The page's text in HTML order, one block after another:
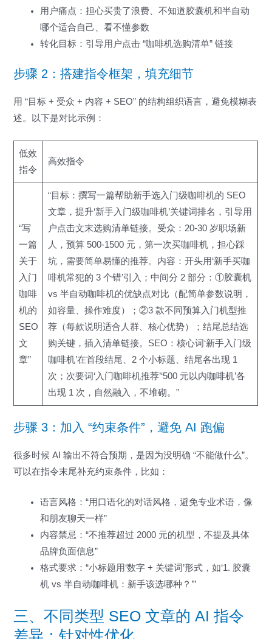
用户痛点：担心买贵了浪费、不知道胶囊机和半自动
哪个适合自己、看不懂参数
转化目标：引导用户点击 “咖啡机选购清单” 链接
步骤 2：搭建指令框架，填充细节
用 “目标 + 受众 + 内容 + SEO” 的结构组织语言，避免模糊表
述。以下是对比示例：
低效
指令
高效指令
“写
一篇
关于
入门
咖啡
机的
SEO
文
章”
“目标：撰写一篇帮助新手选入门级咖啡机的 SEO
文章，提升‘新手入门级咖啡机’关键词排名，引导用
户点击文末选购清单链接。受众：20-30 岁职场新
人，预算 500-1500 元，第一次买咖啡机，担心踩
坑，需要简单易懂的推荐。内容：开头用‘新手买咖
啡机常犯的 3 个错’引入；中间分 2 部分：①胶囊机
vs 半自动咖啡机的优缺点对比（配简单参数说明，
如容量、操作难度）；②3 款不同预算入门机型推
荐（每款说明适合人群、核心优势）；结尾总结选
购关键，插入清单链接。SEO：核心词‘新手入门级
咖啡机’在首段结尾、2 个小标题、结尾各出现 1
次；次要词‘入门咖啡机推荐’‘500 元以内咖啡机’各
出现 1 次，自然融入，不堆砌。”
步骤 3：加入 “约束条件”，避免 AI 跑偏
很多时候 AI 输出不符合预期，是因为没明确 “不能做什么”。
可以在指令末尾补充约束条件，比如：
语言风格：“用口语化的对话风格，避免专业术语，像
和朋友聊天一样”
内容禁忌：“不推荐超过 2000 元的机型，不提及具体
品牌负面信息”
格式要求：“小标题用‘数字 + 关键词’形式，如‘1. 胶囊
机 vs 半自动咖啡机：新手该选哪种？’”
三、不同类型 SEO 文章的 AI 指令
差异：针对性优化